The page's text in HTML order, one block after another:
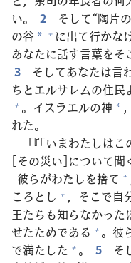
い。
2 そして“陶片の
の谷 * + に出て行かな
あなたに話す言葉をそ
3
そしてあなたは言
ちとエルサレムの住民
+ 。イスラエルの神 * ，
れた。
「『「いまわたしはこ
[その災い]について聞
彼らがわたしを捨て +
ころとし + ，そこで自
王たちも知らなかった
せたためである + 。 彼
で満たした + 。 5 そ